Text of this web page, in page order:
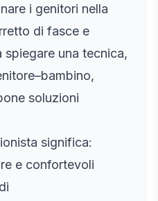
i genitori nella
di fasce e
spiegare una tecnica,
soluzioni
significa:
e confortevoli